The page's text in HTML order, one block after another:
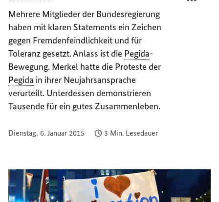
Mehrere Mitglieder der Bundesregierung
haben mit klaren Statements ein Zeichen
gegen Fremdenfeindlichkeit und für
Toleranz gesetzt. Anlass ist die Pegida-
Bewegung. Merkel hatte die Proteste der
Pegida in ihrer Neujahrsansprache
verurteilt. Unterdessen demonstrieren
Tausende für ein gutes Zusammenleben.
Dienstag, 6. Januar 2015 3 Min. Lesedauer